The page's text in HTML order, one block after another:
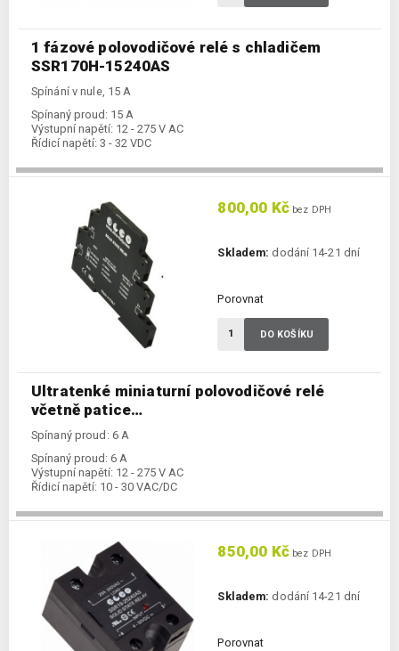
1 fázové polovodičové relé s chladičem
SSR170H-15240AS
Spínání v nule, 15 A
Spínaný proud: 15 A
Výstupní napětí: 12 - 275 V AC
Řídicí napětí: 3 - 32 VDC
Ultratenké miniaturní polovodičové relé
včetně patice…
Spínaný proud: 6 A
Spínaný proud: 6 A
Výstupní napětí: 12 - 275 V AC
Řídicí napětí: 10 - 30 VAC/DC
800,00 Kč bez DPH
Skladem: dodání 14-21 dní
Porovnat
DO KOŠÍKU
850,00 Kč bez DPH
Skladem: dodání 14-21 dní
Porovnat